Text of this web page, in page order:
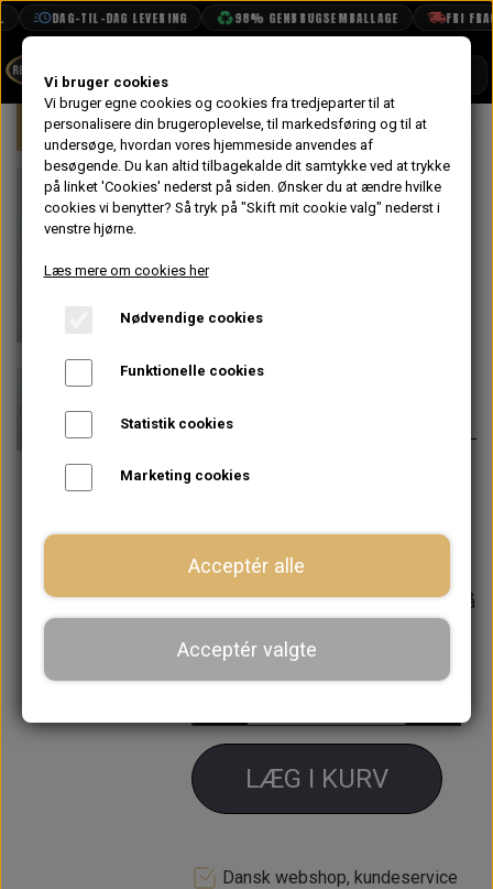
DAG-TIL-DAG LEVERING 98% GENBRUGSEMBALLAGE FRI
BOOK TID
PROJEKTER
TEKNISK DATA
VANDPOLERING
Forside Mini Karrosseri Døre
På lager
Anti Trækliste
MK2, Van &
Pick-up
143,20 kr.
Sidder lodret
mk1/2, van og pickup
Forventet leveringstid:Varen er på
− +
LÆG I KURV
Dansk webshop, kundeservice
Vi bruger cookies
Vi bruger egne cookies og cookies fra tredjeparter til at
personalisere din brugeroplevelse, til markedsføring og til at
undersøge, hvordan vores hjemmeside anvendes af
besøgende. Du kan altid tilbagekalde dit samtykke ved at trykke
på linket 'Cookies' nederst på siden. Ønsker du at ændre hvilke
cookies vi benytter? Så tryk på "Skift mit cookie valg" nederst i
venstre hjørne.
Læs mere om cookies her
Nødvendige cookies
Funktionelle cookies
Statistik cookies
Marketing cookies
Acceptér alle
Acceptér valgte